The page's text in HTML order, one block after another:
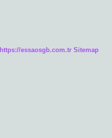
https://essaosgb.com.tr Sitemap